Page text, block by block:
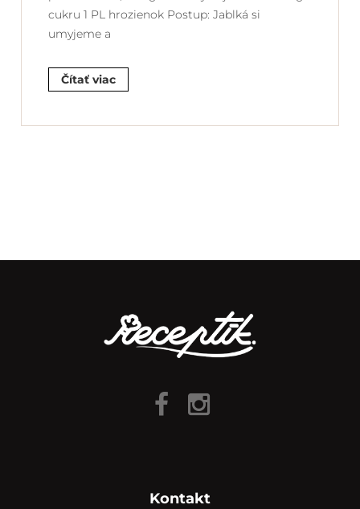
cukru 1 PL hrozienok Postup: Jablká si
umyjeme a
Čítať viac
Kontakt